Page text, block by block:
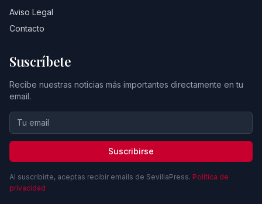
Aviso Legal
Contacto
Suscríbete
Recibe nuestras noticias más importantes directamente en tu
email.
Suscribirse
Al suscribirte, aceptas recibir emails de SevillaPress. Política de
privacidad